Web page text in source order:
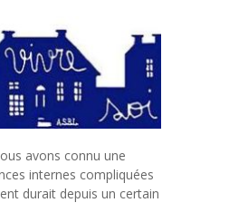
avons connu une
internes compliquées
durait depuis un certain